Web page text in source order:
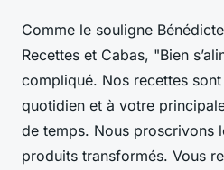
Comme le souligne
Recettes et Cabas, "Bien
compliqué. Nos recettes
quotidien et à votre
de temps. Nous proscrivons
produits transformés. Vous